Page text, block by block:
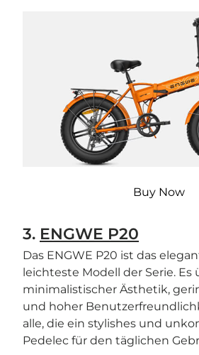
Buy Now
3. ENGWE P20
Das ENGWE P20 ist das
leichteste Modell der Serie.
minimalistischer Ästhetik,
und hoher
alle, die ein stylishes und
Pedelec für den täglichen